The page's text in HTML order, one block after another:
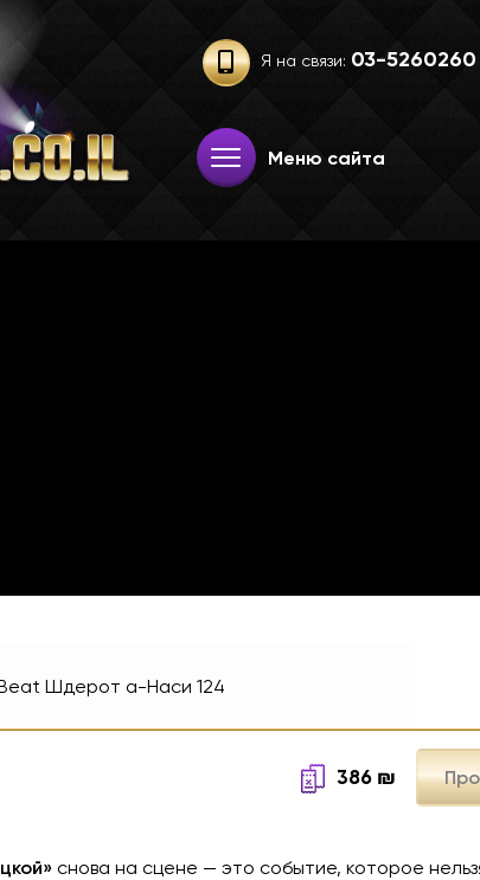
Я на связи: 03-52­60­260
Меню сайта
Шдерот а-Наси 124
386 ₪
снова на сцене — это событие, которое